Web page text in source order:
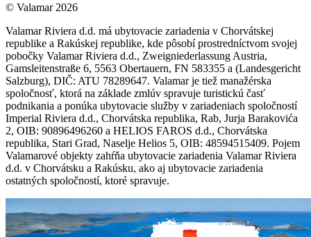
© Valamar 2026
Valamar Riviera d.d. má ubytovacie zariadenia v Chorvátskej
republike a Rakúskej republike, kde pôsobí prostredníctvom svojej
pobočky Valamar Riviera d.d., Zweigniederlassung Austria,
Gamsleitenstraße 6, 5563 Obertauern, FN 583355 a (Landesgericht
Salzburg), DIČ: ATU 78289647. Valamar je tiež manažérska
spoločnosť, ktorá na základe zmlúv spravuje turistickú časť
podnikania a ponúka ubytovacie služby v zariadeniach spoločností
Imperial Riviera d.d., Chorvátska republika, Rab, Jurja Barakovića
2, OIB: 90896496260 a HELIOS FAROS d.d., Chorvátska
republika, Stari Grad, Naselje Helios 5, OIB: 48594515409. Pojem
Valamarové objekty zahŕňa ubytovacie zariadenia Valamar Riviera
d.d. v Chorvátsku a Rakúsku, ako aj ubytovacie zariadenia
ostatných spoločností, ktoré spravuje.